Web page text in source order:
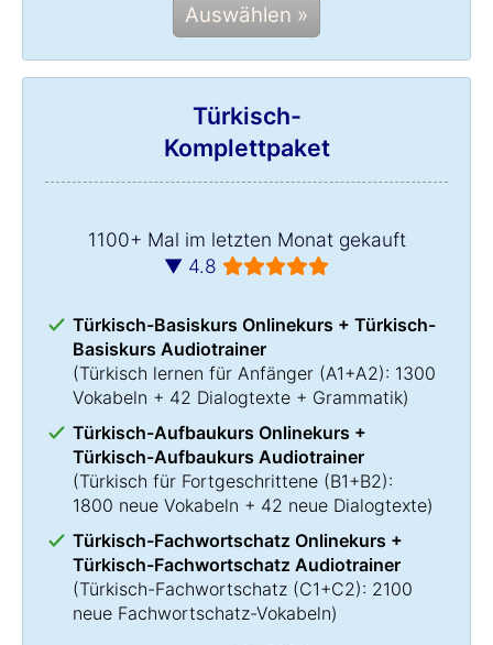
Auswählen »
Türkisch-
Komplettpaket
1100+ Mal im letzten Monat gekauft
▼ 4.8
Türkisch-Basiskurs Onlinekurs + Türkisch-
Basiskurs Audiotrainer
(Türkisch lernen für Anfänger (A1+A2): 1300
Vokabeln + 42 Dialogtexte + Grammatik)
Türkisch-Aufbaukurs Onlinekurs +
Türkisch-Aufbaukurs Audiotrainer
(Türkisch für Fortgeschrittene (B1+B2):
1800 neue Vokabeln + 42 neue Dialogtexte)
Türkisch-Fachwortschatz Onlinekurs +
Türkisch-Fachwortschatz Audiotrainer
(Türkisch-Fachwortschatz (C1+C2): 2100
neue Fachwortschatz-Vokabeln)